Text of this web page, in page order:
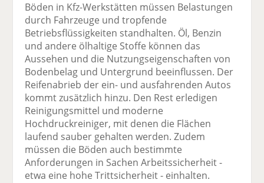
Böden in Kfz-Werkstätten müssen Belastungen
durch Fahrzeuge und tropfende
Betriebsflüssigkeiten standhalten. Öl, Benzin
und andere ölhaltige Stoffe können das
Aussehen und die Nutzungseigenschaften von
Bodenbelag und Untergrund beeinflussen. Der
Reifenabrieb der ein- und ausfahrenden Autos
kommt zusätzlich hinzu. Den Rest erledigen
Reinigungsmittel und moderne
Hochdruckreiniger, mit denen die Flächen
laufend sauber gehalten werden. Zudem
müssen die Böden auch bestimmte
Anforderungen in Sachen Arbeitssicherheit -
etwa eine hohe Trittsicherheit - einhalten.